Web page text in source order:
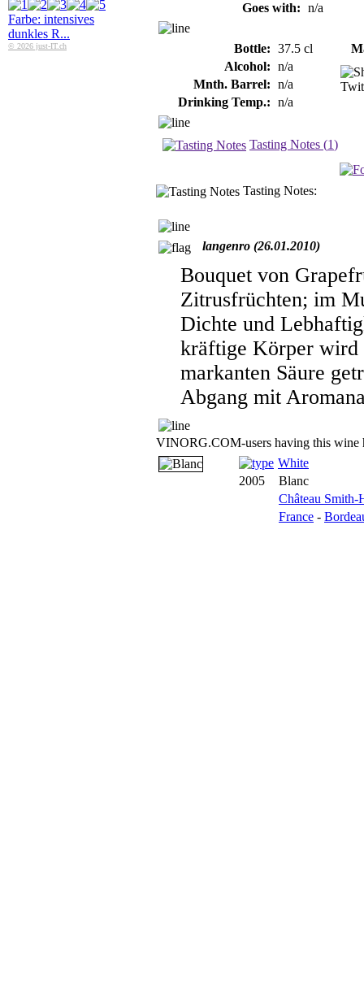
Farbe: intensives
dunkles R...
© 2026 just-IT.ch
Goes with: n/a
Bottle: 37.5 cl
Alcohol: n/a
Mnth. Barrel: n/a
Drinking Temp.: n/a
Tasting Notes (1)
Tasting Notes:
langenro (26.01.2010)
Bouquet von
Zitrusfrüchten; im
Dichte und
kräftige Körper wird
markanten Säure
Abgang mit
VINORG.COM-users having this wine
White
2005
Blanc
Château Smith-
France -